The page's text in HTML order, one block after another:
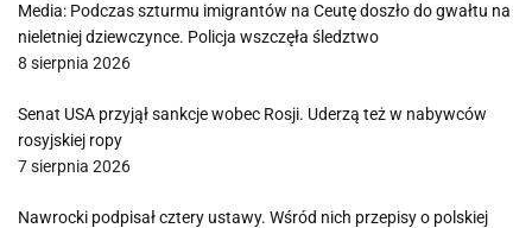
Media: Podczas szturmu imigrantów na Ceutę doszło do gwałtu na
nieletniej dziewczynce. Policja wszczęła śledztwo
8 sierpnia 2026
Senat USA przyjął sankcje wobec Rosji. Uderzą też w nabywców
rosyjskiej ropy
7 sierpnia 2026
Nawrocki podpisał cztery ustawy. Wśród nich przepisy o polskiej